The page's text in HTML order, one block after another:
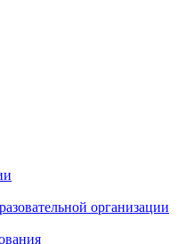
организации